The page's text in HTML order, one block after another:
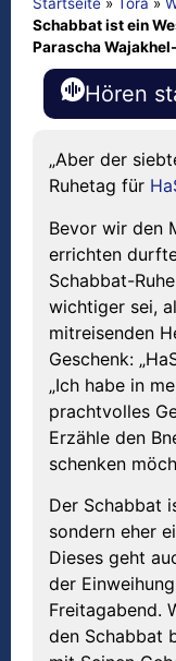
Startseite » Tora »
Schabbat ist ein
Parascha
Hören
„Aber der
Ruhetag für
Bevor wir den
errichten
Schabbat-
wichtiger sei,
mitreisenden
Geschenk:
„Ich habe in
prachtvolles
Erzähle den
schenken
Der Schabbat
sondern eher
Dieses geht
der
Freitagabend.
den Schabbat